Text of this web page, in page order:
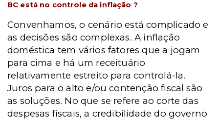
BC está no controle da inflação ?
Convenhamos, o cenário está complicado e
as decisões são complexas. A inflação
doméstica tem vários fatores que a jogam
para cima e há um receituário
relativamente estreito para controlá-la.
Juros para o alto e/ou contenção fiscal são
as soluções. No que se refere ao corte das
despesas fiscais, a credibilidade do governo